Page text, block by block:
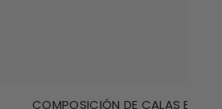
COMPOSICIÓN DE CALAS EN